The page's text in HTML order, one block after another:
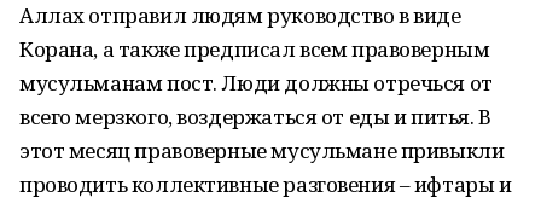
Аллах отправил людям руководство в виде
Корана, а также предписал всем правоверным
мусульманам пост. Люди должны отречься от
всего мерзкого, воздержаться от еды и питья. В
этот месяц правоверные мусульмане привыкли
проводить коллективные разговения – ифтары и